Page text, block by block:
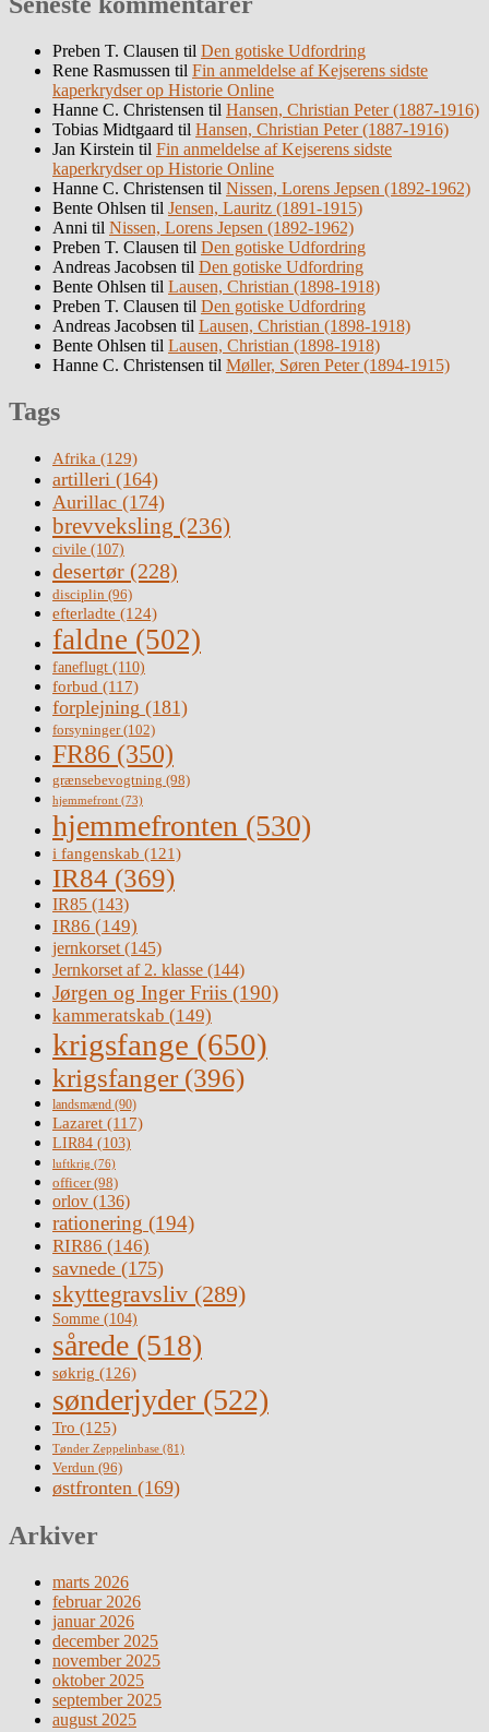
Preben T. Clausen til Den gotiske Udfordring
Rene Rasmussen til Fin anmeldelse af Kejserens sidste
kaperkrydser op Historie Online
Hanne C. Christensen til Hansen, Christian Peter (1887-1916)
Tobias Midtgaard til Hansen, Christian Peter (1887-1916)
Jan Kirstein til Fin anmeldelse af Kejserens sidste
kaperkrydser op Historie Online
Hanne C. Christensen til Nissen, Lorens Jepsen (1892-1962)
Bente Ohlsen til Jensen, Lauritz (1891-1915)
Anni til Nissen, Lorens Jepsen (1892-1962)
Preben T. Clausen til Den gotiske Udfordring
Andreas Jacobsen til Den gotiske Udfordring
Bente Ohlsen til Lausen, Christian (1898-1918)
Preben T. Clausen til Den gotiske Udfordring
Andreas Jacobsen til Lausen, Christian (1898-1918)
Bente Ohlsen til Lausen, Christian (1898-1918)
Hanne C. Christensen til Møller, Søren Peter (1894-1915)
Tags
Afrika (129)
artilleri (164)
Aurillac (174)
brevveksling (236)
civile (107)
desertør (228)
disciplin (96)
efterladte (124)
faldne (502)
faneflugt (110)
forbud (117)
forplejning (181)
forsyninger(102)
FR86 (350)
grænsebevogtning (98)
hjemmefront (73)
hjemmefronten (530)
i fangenskab (121)
IR84 (369)
IR85 (143)
IR86 (149)
jernkorset(145)
Jernkorset af 2. klasse (144)
Jørgen og Inger Friis (190)
kammeratskab (149)
krigsfange (650)
krigsfanger (396)
landsmænd (90)
Lazaret (117)
LIR84 (103)
luftkrig (76)
officer(98)
orlov (136)
rationering (194)
RIR86 (146)
savnede (175)
skyttegravsliv (289)
Somme (104)
sårede (518)
søkrig (126)
sønderjyder (522)
Tro (125)
Tønder Zeppelinbase (81)
Verdun (96)
østfronten (169)
Arkiver
marts 2026
februar 2026
januar 2026
december 2025
november 2025
oktober 2025
september 2025
august 2025